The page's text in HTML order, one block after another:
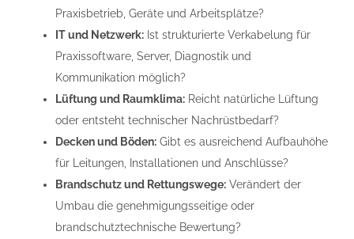
Praxisbetrieb, Geräte und Arbeitsplätze?
IT und Netzwerk:Ist strukturierte Verkabelung für
Praxissoftware, Server, Diagnostik und
Kommunikation möglich?
Lüftung und Raumklima:Reicht natürliche Lüftung
oder entsteht technischer Nachrüstbedarf?
Decken und Böden:Gibt es ausreichend Aufbauhöhe
für Leitungen, Installationen und Anschlüsse?
Brandschutz und Rettungswege:Verändert der
Umbau die genehmigungsseitige oder
brandschutztechnische Bewertung?